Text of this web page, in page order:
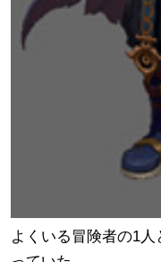
よくいる冒険者の1